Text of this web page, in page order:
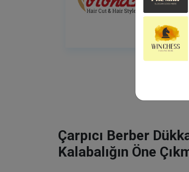
Çarpıcı Berber
Kalabalığın Öne